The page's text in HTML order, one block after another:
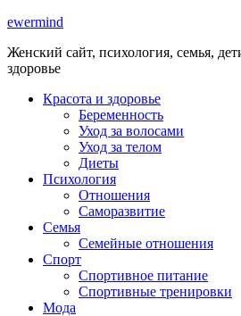
ewermind
Женский сайт, психология, семья,
здоровье
Красота и здоровье
Беременность
Уход за волосами
Уход за телом
Диеты
Психология
Отношения
Саморазвитие
Семья
Семейные отношения
Спорт
Спортивное питание
Спортивные тренировки
Мода